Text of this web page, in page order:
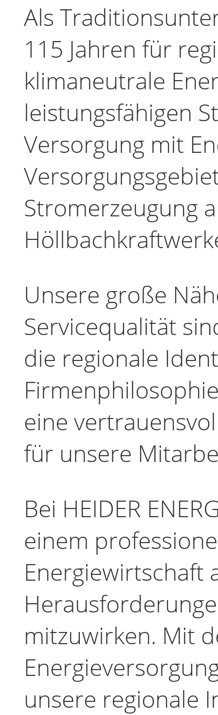
Als
115 Jahren für
klimaneutrale
leistungsfähigen
Versorgung mit
Stromerzeugung
Unsere große
Servicequalität
die regionale
eine
für unsere
Bei HEIDER
einem
Energiewirtschaft
mitzuwirken. Mit
unsere regionale